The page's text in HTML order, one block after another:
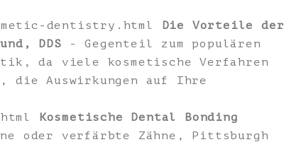
dentistry.html
Die Vorteile der
DDS - Gegenteil zum populären
da viele kosmetische Verfahren
die Auswirkungen auf Ihre
Kosmetische Dental Bonding
oder verfärbte Zähne, Pittsburgh